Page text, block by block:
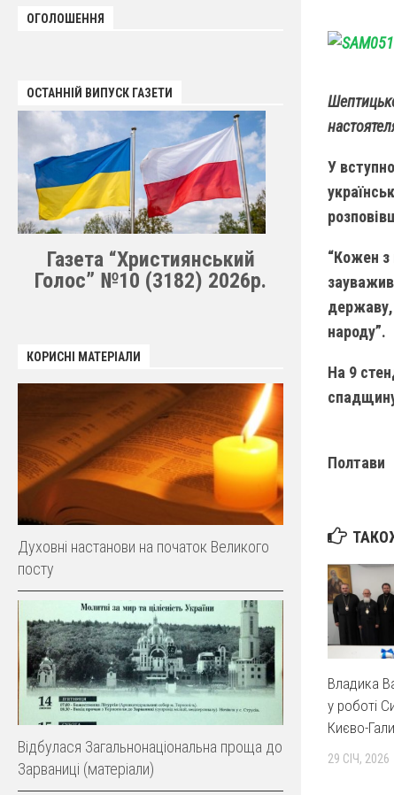
У
“Кожен з
державу,
народу”.
На 9
Полтави
Владика
у роботі
Києво-
29 СІЧ, 2026
ОГОЛОШЕННЯ
ОСТАННІЙ ВИПУСК ГАЗЕТИ
Газета “Християнський
Голос” №10 (3182) 2026р.
КОРИСНІ МАТЕРІАЛИ
Духовні настанови на початок Великого
посту
Відбулася Загальнонаціональна проща до
Зарваниці (матеріали)